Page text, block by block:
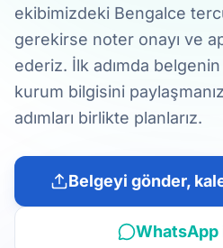
ekibimizdeki Bengalce
gerekirse noter onayı ve
ederiz. İlk adımda
kurum bilgisini
adımları birlikte planlarız.
Belgeyi gönder,
WhatsApp